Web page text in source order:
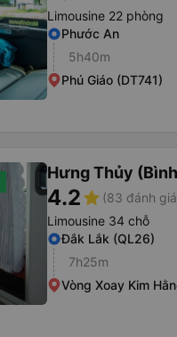
Limousine 22 phòng
Phước An
5h40m
Phú Giáo (DT741)
Hưng Thủy
4.2star (83 đánh
Limousine 34 chỗ
Đắk Lắk (QL26)
7h25m
Vòng Xoay Kim